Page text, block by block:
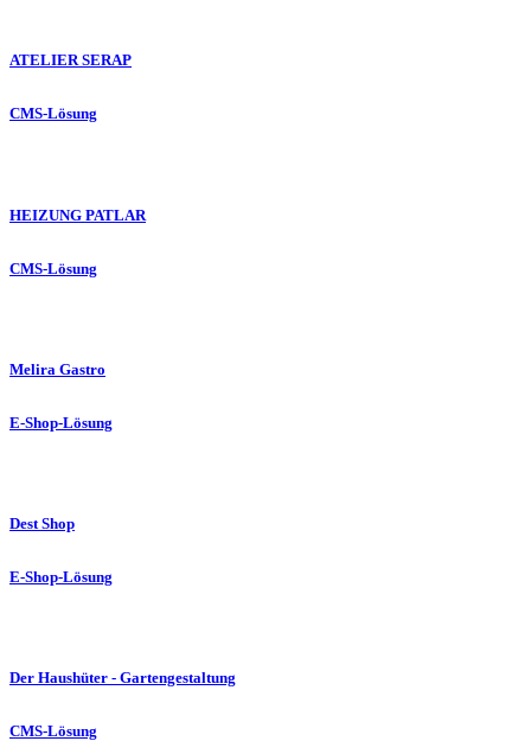
ATELIER SERAP
CMS-Lösung
HEIZUNG PATLAR
CMS-Lösung
Melira Gastro
E-Shop-Lösung
Dest Shop
E-Shop-Lösung
Der Haushüter - Gartengestaltung
CMS-Lösung